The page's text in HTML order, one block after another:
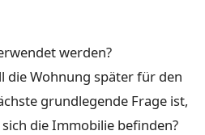
werden?
die Wohnung später für den
grundlegende Frage ist,
die Immobilie befinden?